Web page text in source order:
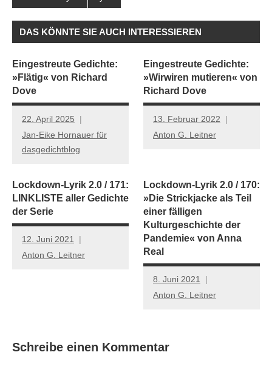
DAS KÖNNTE SIE AUCH INTERESSIEREN
Eingestreute Gedichte:
»Flätig« von Richard
Dove
22. April 2025
Jan-Eike Hornauer für
dasgedichtblog
Eingestreute Gedichte:
»Wirwiren mutieren« von
Richard Dove
13. Februar 2022
Anton G. Leitner
Lockdown-Lyrik 2.0 / 171:
LINKLISTE aller Gedichte
der Serie
12. Juni 2021
Anton G. Leitner
Lockdown-Lyrik 2.0 / 170:
»Die Strickjacke als Teil
einer fälligen
Kulturgeschichte der
Pandemie« von Anna
Real
8. Juni 2021
Anton G. Leitner
Schreibe einen Kommentar